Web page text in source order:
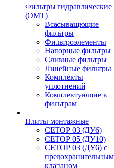
Фильтры гидравлические
(OMT)
Всасыващющие
фильтры
Фильтроэлементы
Напорные фильтры
Сливные фильтры
Линейные фильтры
Комплекты
уплотнений
Комплектующие к
фильтрам
Плиты монтажные
CЕТОР 03 (ДУ6)
CЕТОР 05 (ДУ10)
CЕТОР 03 (ДУ6) с
предохранительным
клапаном